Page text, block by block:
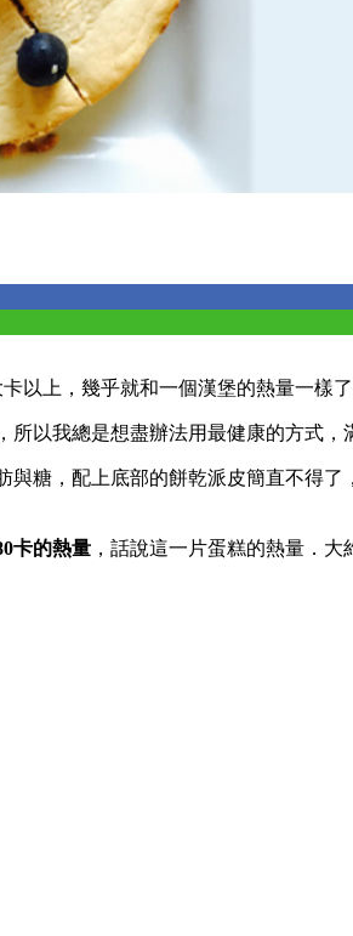
以上，幾乎就和一個漢堡的熱量一
，所以我總是想盡辦法用最健康的方式，
糖，配上底部的餅乾派皮簡直不得
卡的熱量 ，話說這一片蛋糕的熱量．